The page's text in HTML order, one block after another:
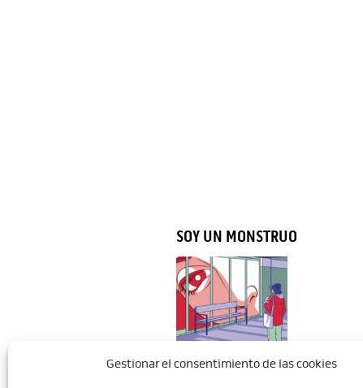
Gestionar el consentimiento de las cookies
SOY UN MONSTRUO